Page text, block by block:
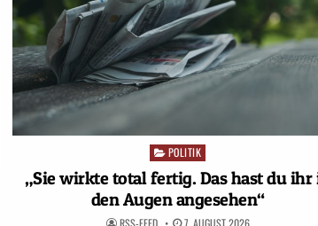
Posted
in
POLITIK
„Sie wirkte total fertig. Das hast du ihr
den Augen angesehen“